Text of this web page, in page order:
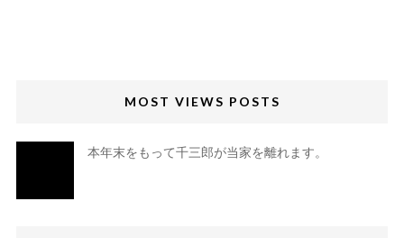
MOST VIEWS POSTS
本年末をもって千三郎が当家を離れます。